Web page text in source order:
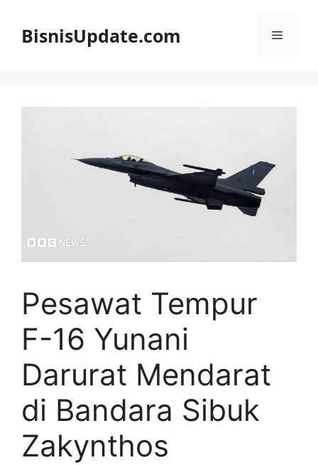
BisnisUpdate.com Menu
Pesawat Tempur
F-16 Yunani
Darurat Mendarat
di Bandara Sibuk
Zakynthos